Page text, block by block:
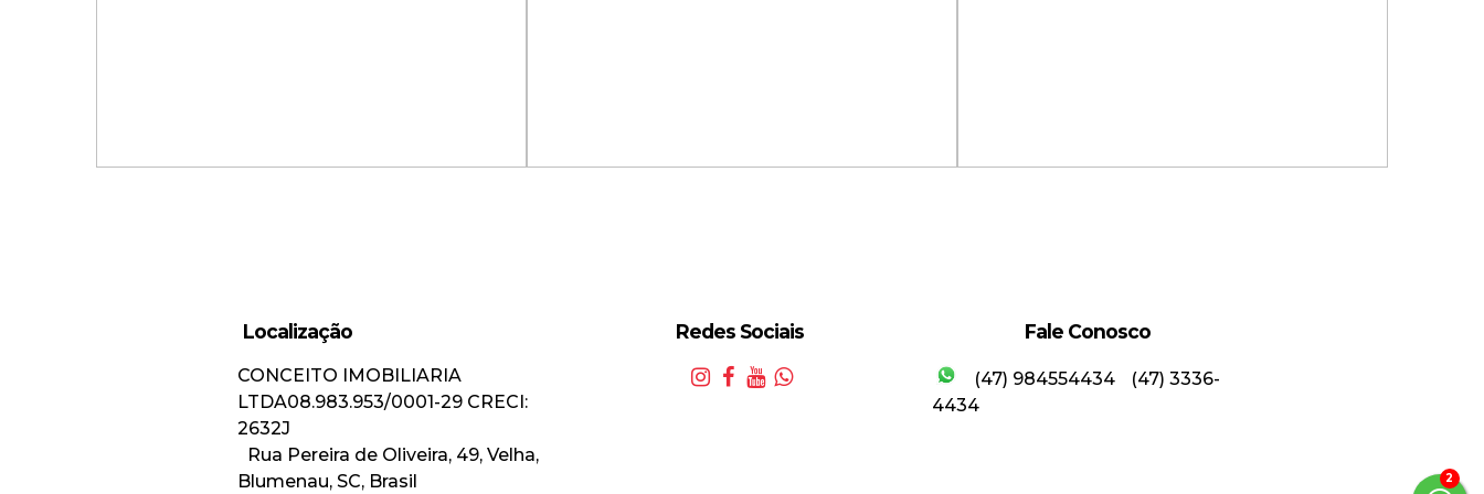
3
Apartamento com 3 Suítes na
R$1.300.000,00
Valor de Venda
Apartamento com 3 Suítes
Apartamento Mobiliado com 3
Localização
CONCEITO IMOBILIARIA
LTDA08.983.953/0001-29 CRECI:
2632J
Rua Pereira de Oliveira, 49, Velha,
Blumenau, SC, Brasil
Redes Sociais Fale Conosco
(47) 984554434
(47) 3336-
4434